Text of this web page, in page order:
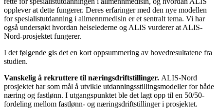
opplever at dette fungerer. Deres erfaringer med den nye modellen
for spesialistutdanning i allmennmedisin er et sentralt tema. Vi har
også undersøkt hvordan helselederne og ALIS vurderer at ALIS-
Nord-prosjektet fungerer.
I det følgende gis det en kort oppsummering av hovedresultatene fra
studien.
Vanskelig å rekruttere til næringsdriftstillinger. ALIS-Nord
prosjektet har som mål å utvikle utdanningsstillingsmodeller for både
næring og fastlønn. I utgangspunktet ble det lagt opp til en 50/50-
fordeling mellom fastlønn- og næringsdriftstillinger i prosjektet.